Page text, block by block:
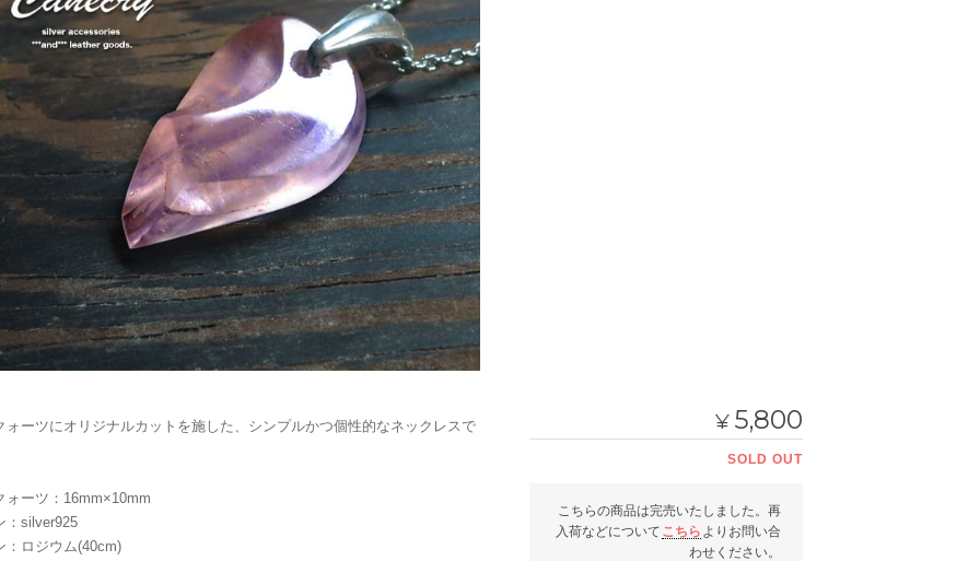
ォーツにオリジナルカットを施した、シンプルかつ個性的なネックレスで
ォーツ：16mm×10mm
：silver925
：ロジウム(40cm)
¥ 5,800
SOLD OUT
こちらの商品は完売いたしました。再
入荷などについて こちら よりお問い合
わせください。